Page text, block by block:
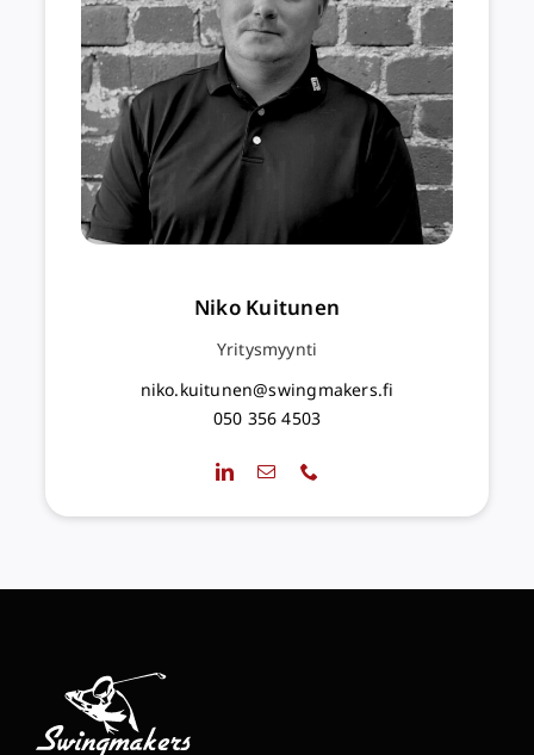
Niko Kuitunen
Yritysmyynti
niko.kuitunen@swingmakers.fi
050 356 4503